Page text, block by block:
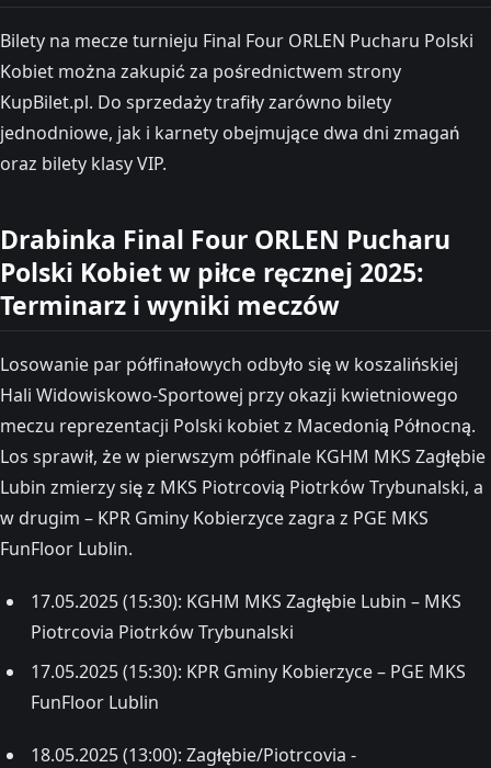
Bilety na mecze turnieju Final Four ORLEN Pucharu Polski
Kobiet można zakupić za pośrednictwem strony
KupBilet.pl. Do sprzedaży trafiły zarówno bilety
jednodniowe, jak i karnety obejmujące dwa dni zmagań
oraz bilety klasy VIP.
Drabinka Final Four ORLEN Pucharu
Polski Kobiet w piłce ręcznej 2025:
Terminarz i wyniki meczów
Losowanie par półfinałowych odbyło się w koszalińskiej
Hali Widowiskowo-Sportowej przy okazji kwietniowego
meczu reprezentacji Polski kobiet z Macedonią Północną.
Los sprawił, że w pierwszym półfinale KGHM MKS Zagłębie
Lubin zmierzy się z MKS Piotrcovią Piotrków Trybunalski, a
w drugim – KPR Gminy Kobierzyce zagra z PGE MKS
FunFloor Lublin.
17.05.2025 (15:30): KGHM MKS Zagłębie Lubin – MKS
Piotrcovia Piotrków Trybunalski
17.05.2025 (15:30): KPR Gminy Kobierzyce – PGE MKS
FunFloor Lublin
18.05.2025 (13:00): Zagłębie/Piotrcovia -